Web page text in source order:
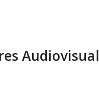
Audiovisual